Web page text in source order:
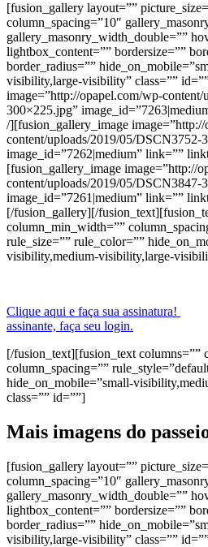
[fusion_gallery layout=””
column_spacing=”10″
gallery_masonry_width_double=””
lightbox_content=”” bordersize=””
border_radius=””
visibility,large-visibility” class=””
image=”http://opapel.com/wp-
300×225.jpg”
/][fusion_gallery_image
content/uploads/2019/05/DSCN3752-
image_id=”7262|medium” link=””
[fusion_gallery_image image=”http://
content/uploads/2019/05/DSCN3847-
image_id=”7261|medium” link=””
[/fusion_gallery][/
column_min_width=””
rule_size=”” rule_color=””
visibility,medium-visibility,large-
Clique aqui e faça sua assinatura!
assinante, faça seu login.
[/fusion_text][fusion_text columns=””
column_spacing=””
hide_on_mobile=”small-
class=”” id=””]
Mais imagens do
[fusion_gallery layout=””
column_spacing=”10″
gallery_masonry_width_double=””
lightbox_content=”” bordersize=””
border_radius=””
visibility,large-visibility” class=””